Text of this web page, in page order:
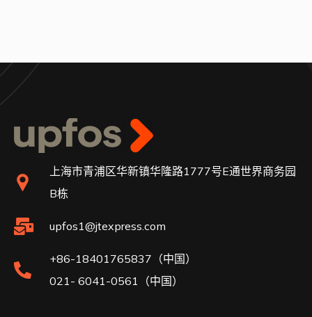
上海市青浦区华新镇华隆路1777号E通世界商务园
B栋
upfos1@jtexpress.com
+86-18401765837（中国）
021- 6041-0561（中国）